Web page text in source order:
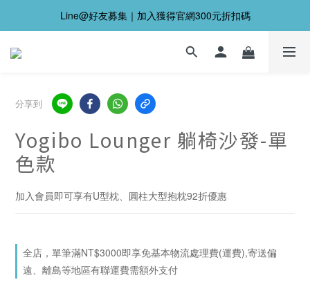
Line@好友募集｜加入獲得官網300元折扣碼
分享到
Yogibo Lounger 躺椅沙發-單
色款
加入會員即可享有U型枕、圓柱大型抱枕92折優惠
全店，單筆滿NT$3000即享免基本物流處理費(運費),寄送偏
遠、離島等地區有聯運費需額外支付